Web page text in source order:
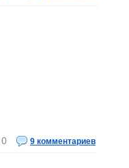
0 9 комментариев